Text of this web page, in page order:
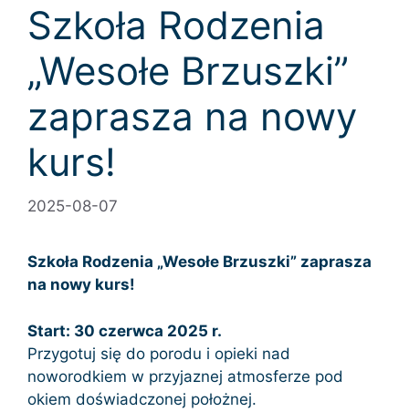
Szkoła Rodzenia
„Wesołe Brzuszki”
zaprasza na nowy
kurs!
2025-08-07
Szkoła Rodzenia „Wesołe Brzuszki” zaprasza
na nowy kurs!
Start: 30 czerwca 2025 r.
Przygotuj się do porodu i opieki nad
noworodkiem w przyjaznej atmosferze pod
okiem doświadczonej położnej.